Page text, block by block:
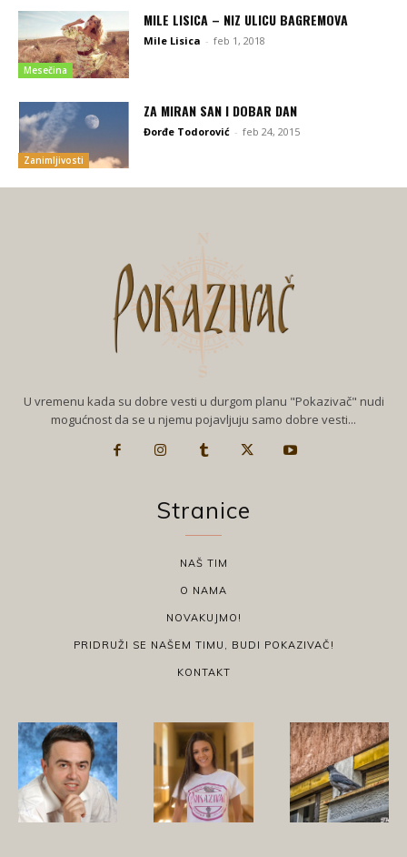
Mesečina
MILE LISICA – NIZ ULICU BAGREMOVA
Mile Lisica - feb 1, 2018
Zanimljivosti
ZA MIRAN SAN I DOBAR DAN
Đorđe Todorović - feb 24, 2015
U vremenu kada su dobre vesti u durgom planu "Pokazivač" nudi
mogućnost da se u njemu pojavljuju samo dobre vesti...
Stranice
NAŠ TIM
O NAMA
NOVAKUJMO!
PRIDRUŽI SE NAŠEM TIMU, BUDI POKAZIVAČ!
KONTAKT